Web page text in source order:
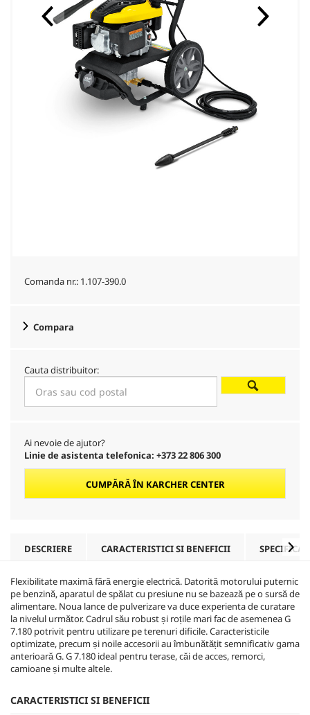
Comanda nr.: 1.107-390.0
Compara
Cauta distribuitor:
Ai nevoie de ajutor?
Linie de asistenta telefonica: +373 22 806 300
CUMPĂRĂ ÎN KARCHER CENTER
DESCRIERE CARACTERISTICI SI BENEFICII
Flexibilitate maximă fără energie electrică. Datorită motorului puternic
pe benzină, aparatul de spălat cu presiune nu se bazează pe o sursă de
alimentare. Noua lance de pulverizare va duce experienta de curatare
la nivelul următor. Cadrul său robust și roțile mari fac de asemenea G
7.180 potrivit pentru utilizare pe terenuri dificile. Caracteristicile
optimizate, precum și noile accesorii au îmbunătățit semnificativ gama
anterioară G. G 7.180 ideal pentru terase, căi de acces, remorci,
camioane și multe altele.
CARACTERISTICI SI BENEFICII